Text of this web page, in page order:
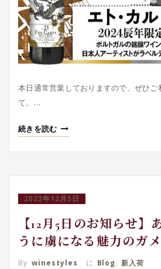
本日通常営業しておりますので、ぜひご
て、…
続きを読む
2023年12月5日
【12月5日のお知らせ】
うに虜になる魅力のガ
By winestyles に Blog, 新入荷